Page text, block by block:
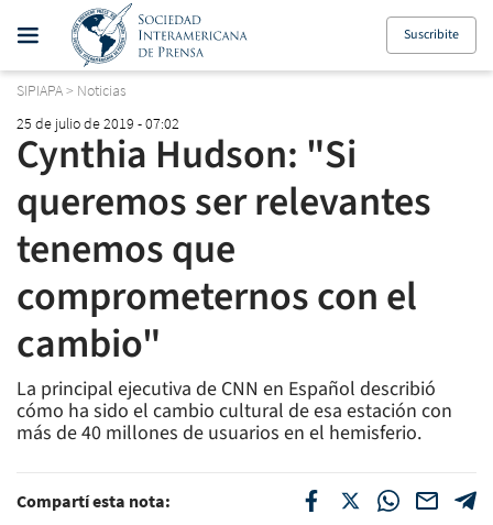
Suscribite
SIPIAPA> Noticias
25 de julio de 2019 - 07:02
Cynthia Hudson: "Si
queremos ser relevantes
tenemos que
comprometernos con el
cambio"
La principal ejecutiva de CNN en Español describió
cómo ha sido el cambio cultural de esa estación con
más de 40 millones de usuarios en el hemisferio.
Compartí esta nota: